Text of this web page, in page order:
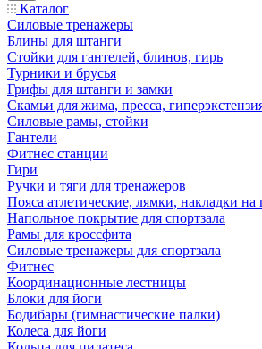
Каталог
Силовые тренажеры
Блины для штанги
Стойки для гантелей, блинов, гирь
Турники и брусья
Грифы для штанги и замки
Скамьи для жима, пресса,
Силовые рамы, стойки
Гантели
Фитнес станции
Гири
Ручки и тяги для тренажеров
Пояса атлетические, лямки, накладки на
Напольное покрытие для спортзала
Рамы для кроссфита
Силовые тренажеры для спортзала
Фитнес
Координационные лестницы
Блоки для йоги
Бодибары (гимнастические палки)
Колеса для йоги